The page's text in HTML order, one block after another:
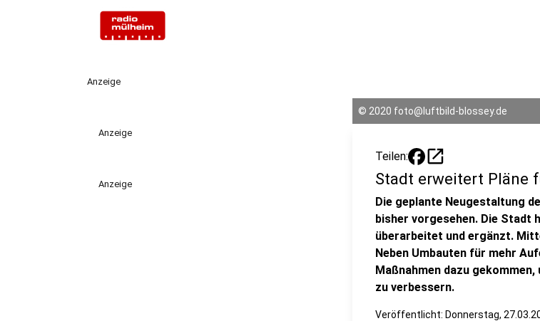
Anzeige
Anzeige
Anzeige
© 2020 foto@luftbild-blossey.de
Teilen: open_in_new
Stadt erweitert Pläne
Die geplante Neugestaltung
bisher vorgesehen. Die Stadt
überarbeitet und ergänzt.
Neben Umbauten für mehr
Maßnahmen dazu
zu verbessern.
Veröffentlicht: Donnerstag,